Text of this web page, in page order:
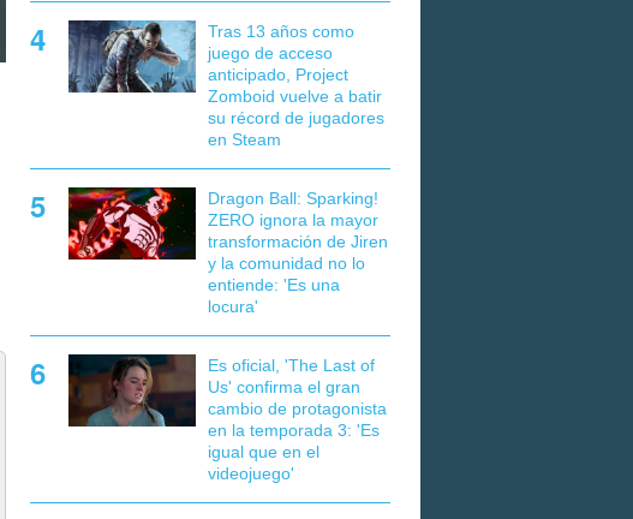
Tras 13 años como
juego de acceso
anticipado, Project
Zomboid vuelve a batir
su récord de jugadores
en Steam
Dragon Ball: Sparking!
ZERO ignora la mayor
transformación de Jiren
y la comunidad no lo
entiende: 'Es una
locura'
Es oficial, 'The Last of
Us' confirma el gran
cambio de protagonista
en la temporada 3: 'Es
igual que en el
videojuego'